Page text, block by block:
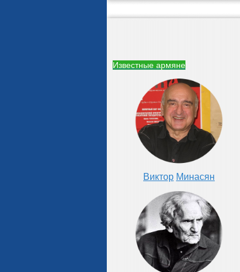
Известные армяне
Виктор Минасян